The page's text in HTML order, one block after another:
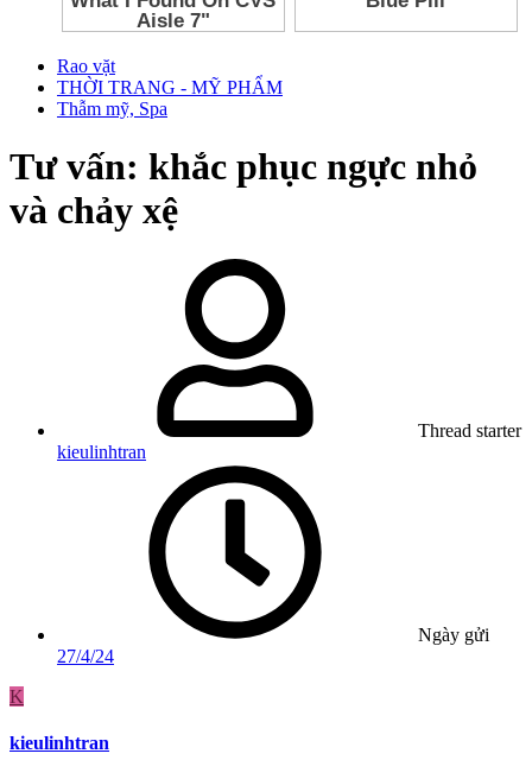
Rao vặt
THỜI TRANG - MỸ PHẨM
Thẫm mỹ, Spa
Tư vấn: khắc phục ngực nhỏ
và chảy xệ
Thread starter
kieulinhtran
Ngày gửi
27/4/24
K
kieulinhtran